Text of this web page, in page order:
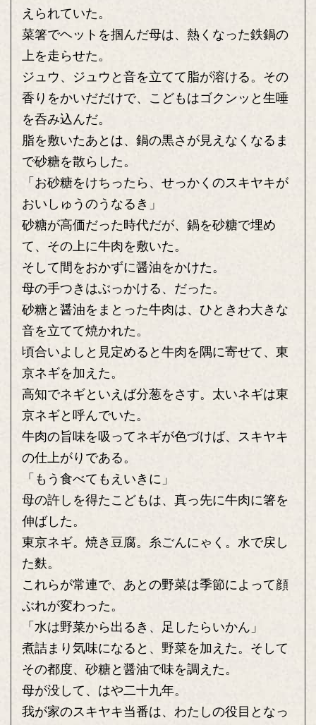
えられていた。
菜箸でヘットを掴んだ母は、熱くなった鉄鍋の
上を走らせた。
ジュウ、ジュウと音を立てて脂が溶ける。その
香りをかいだだけで、こどもはゴクンッと生唾
を呑み込んだ。
脂を敷いたあとは、鍋の黒さが見えなくなるま
で砂糖を散らした。
「お砂糖をけちったら、せっかくのスキヤキが
おいしゅうのうなるき」
砂糖が高価だった時代だが、鍋を砂糖で埋め
て、その上に牛肉を敷いた。
そして間をおかずに醤油をかけた。
母の手つきはぶっかける、だった。
砂糖と醤油をまとった牛肉は、ひときわ大きな
音を立てて焼かれた。
頃合いよしと見定めると牛肉を隅に寄せて、東
京ネギを加えた。
高知でネギといえば分葱をさす。太いネギは東
京ネギと呼んでいた。
牛肉の旨味を吸ってネギが色づけば、スキヤキ
の仕上がりである。
「もう食べてもえいきに」
母の許しを得たこどもは、真っ先に牛肉に箸を
伸ばした。
東京ネギ。焼き豆腐。糸ごんにゃく。水で戻し
た麩。
これらが常連で、あとの野菜は季節によって顔
ぶれが変わった。
「水は野菜から出るき、足したらいかん」
煮詰まり気味になると、野菜を加えた。そして
その都度、砂糖と醤油で味を調えた。
母が没して、はや二十九年。
我が家のスキヤキ当番は、わたしの役目となっ